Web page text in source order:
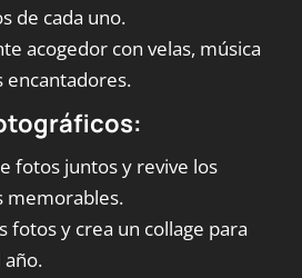
de cada uno.
acogedor con velas, música
encantadores.
fotos juntos y revive los
memorables.
fotos y crea un collage para